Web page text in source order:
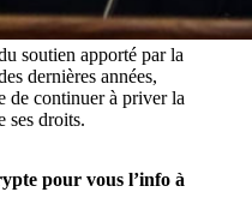
soutien apporté par la
dernières années,
de continuer à priver la
ses droits.
pour vous l’info à